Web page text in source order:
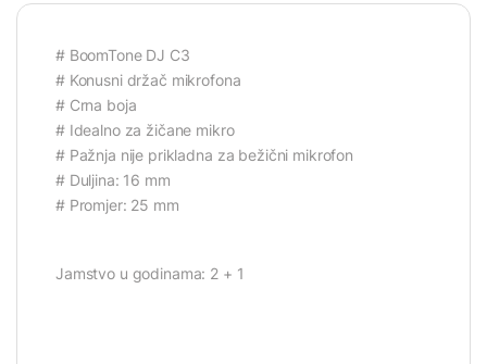
# BoomTone DJ C3
# Konusni držač mikrofona
# Crna boja
# Idealno za žičane mikro
# Pažnja nije prikladna za bežični mikrofon
# Duljina: 16 mm
# Promjer: 25 mm
Jamstvo u godinama: 2 + 1